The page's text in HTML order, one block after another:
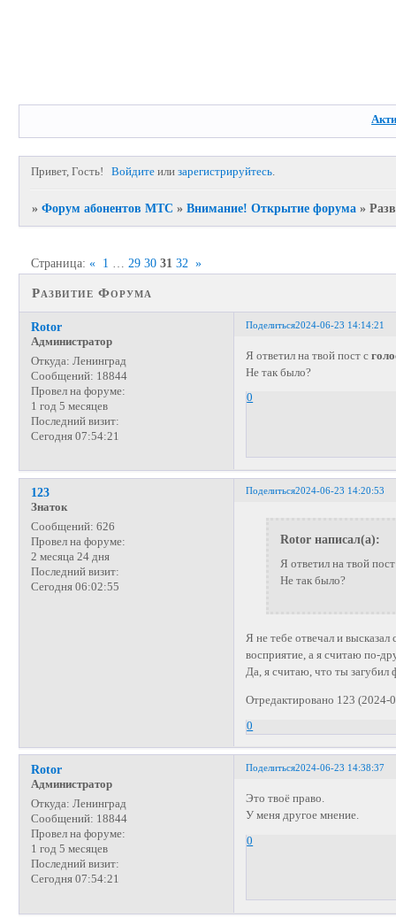
Привет, Гость! Войдите илизарегистрируйтесь.
»Форум абонентов МТС »Внимание! Открытие форума »
Развитие Форума
Страница:« 1 29 30 31 32 »
Поделиться2024-06-23 14:14:21
Rotor
Администратор
Откуда: Ленинград
Сообщений: 18844
Провел на форуме:
1 год 5 месяцев
Последний визит:
Сегодня 07:54:21
Я ответил на твой пост с
Не так было?
0
Поделиться2024-06-23 14:20:53
123
Знаток
Сообщений: 626
Провел на форуме:
2 месяца 24 дня
Последний визит:
Сегодня 06:02:55
Rotor написал(а):
Я ответил на твой
Не так было?
Я не тебе отвечал и
восприятие, а я считаю по-
Да, я считаю, что ты загубил
Отредактировано 123 (2024-
0
Поделиться2024-06-23 14:38:37
Rotor
Администратор
Откуда: Ленинград
Сообщений: 18844
Провел на форуме:
1 год 5 месяцев
Последний визит:
Сегодня 07:54:21
Это твоё право.
У меня другое мнение.
0